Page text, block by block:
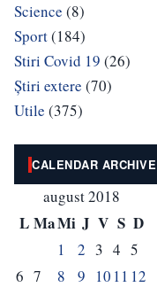
Science (8)
Sport(184)
Stiri Covid 19 (26)
Știri extere (70)
Utile (375)
CALENDAR ARCHIVE
august 2018
L MaMi J V S D
1 2 3 4 5
6 7 8 9 10 11 12